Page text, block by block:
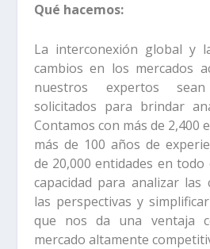
Qué hacemos:
La interconexión global y
cambios en los mercados
nuestros expertos sean
solicitados para brindar
Contamos con más de 2,400
más de 100 años de
de 20,000 entidades en
capacidad para analizar las
las perspectivas y
que nos da una ventaja
mercado altamente